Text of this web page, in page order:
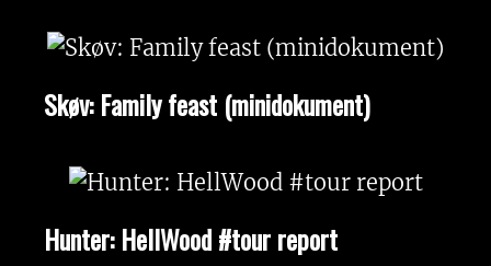
Skøv: Family feast (minidokument)
Hunter: HellWood #tour report